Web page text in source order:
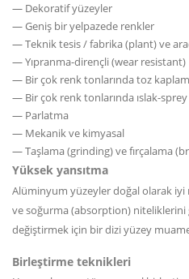
— Dekoratif yüzeyler
— Geniş bir yelpazede renkler
— Teknik tesis / fabrika (plant) ve
— Yıpranma-dirençli (wear resistant)
— Bir çok renk tonlarında toz
— Bir çok renk tonlarında ıslak-
— Parlatma
— Mekanik ve kimyasal
— Taşlama (grinding) ve fırçalama
Yüksek yansıtma
Alüminyum yüzeyler doğal olarak iyi
ve soğurma (absorption) niteliklerini
değiştirmek için bir dizi yüzey
Birleştirme teknikleri